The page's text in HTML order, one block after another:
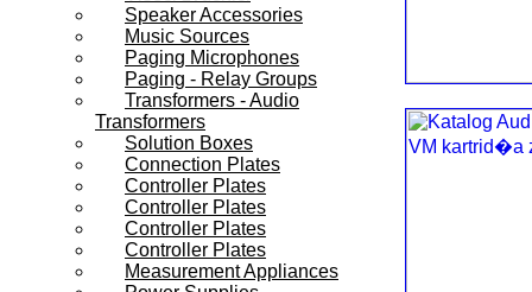
Speaker Accessories
Music Sources
Paging Microphones
Paging - Relay Groups
Transformers - Audio
Transformers
Solution Boxes
Connection Plates
Controller Plates
Controller Plates
Controller Plates
Controller Plates
Measurement Appliances